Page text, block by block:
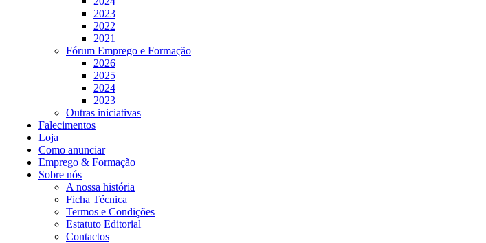
2023
2022
2021
Fórum Emprego e Formação
2026
2025
2024
2023
Outras iniciativas
Falecimentos
Loja
Como anunciar
Emprego & Formação
Sobre nós
A nossa história
Ficha Técnica
Termos e Condições
Estatuto Editorial
Contactos